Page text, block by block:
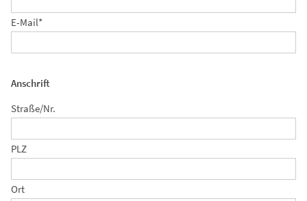
E-Mail*
Anschrift
Straße/Nr.
PLZ
Ort